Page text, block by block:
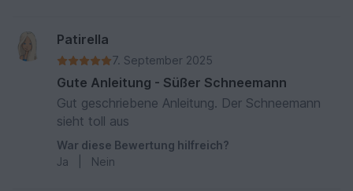
Patirella
7. September 2025
Gute Anleitung - Süßer Schneemann
Gut geschriebene Anleitung. Der Schneemann
sieht toll aus
War diese Bewertung hilfreich?
Ja
Nein